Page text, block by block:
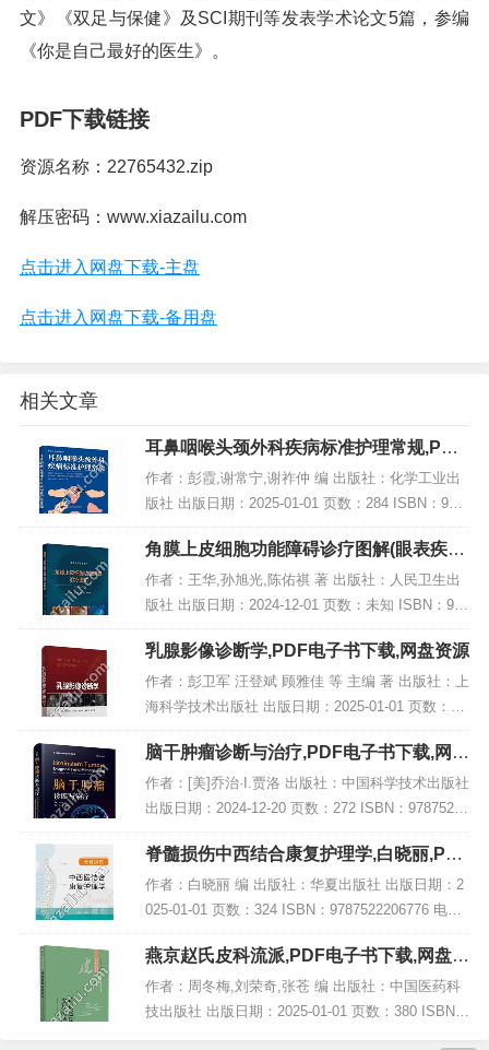
文》《双足与保健》及SCI期刊等发表学术论文5篇，参编
《你是自己最好的医生》。
PDF下载链接
资源名称：22765432.zip
解压密码：www.xiazailu.com
点击进入网盘下载-主盘
点击进入网盘下载-备用盘
相关文章
耳鼻咽喉头颈外科疾病标准护理常规,PDF
电子书下载
作者：彭霞,谢常宁,谢祚仲 编 出版社：化学工业出
版社 出版日期：2025-01-01 页数：284 ISBN：978
7122463180 电子书大小：244MB [高清扫描版PDF
格式]...
角膜上皮细胞功能障碍诊疗图解(眼表疾病
临床系列),PDF下载
作者：王华,孙旭光,陈佑祺 著 出版社：人民卫生出
版社 出版日期：2024-12-01 页数：未知 ISBN：978
7117371711 电子书大小：220MB [高清扫描版PDF
格式] 内...
乳腺影像诊断学,PDF电子书下载,网盘资源
作者：彭卫军 汪登斌 顾雅佳 等 主编 著 出版社：上
海科学技术出版社 出版日期：2025-01-01 页数：未
知 ISBN：9787547868317 电子书大小：220MB [高
清扫描版PD...
脑干肿瘤诊断与治疗,PDF电子书下载,网盘
资源
作者：[美]乔治·I.贾洛 出版社：中国科学技术出版社
出版日期：2024-12-20 页数：272 ISBN：97875236
06278 电子书大小：239MB [高清扫描版PDF格
式]...
脊髓损伤中西结合康复护理学,白晓丽,PDF
电子书网盘下载
作者：白晓丽 编 出版社：华夏出版社 出版日期：2
025-01-01 页数：324 ISBN：9787522206776 电子
书大小：178MB [高清扫描版PDF格式] 内容简介 脊
髓损伤...
燕京赵氏皮科流派,PDF电子书下载,网盘资
源
作者：周冬梅,刘荣奇,张苍 编 出版社：中国医药科
技出版社 出版日期：2025-01-01 页数：380 ISBN：